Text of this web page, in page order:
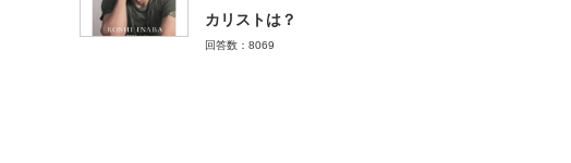
カリストは？
回答数：8069